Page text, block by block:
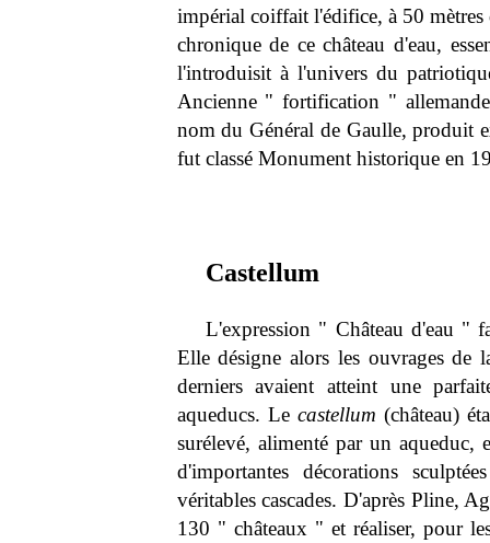
impérial coiffait l'édifice, à 50
chronique de ce château d'eau,
l'introduisit à l'univers du
Ancienne " fortification "
nom du Général de Gaulle, produit
fut classé Monument historique en
Castellum
L'expression " Château d'eau "
Elle désigne alors les ouvrages
derniers avaient atteint une
aqueducs. Le castellum (château)
surélevé, alimenté par un
d'importantes décorations
véritables cascades. D'après Pline,
130 " châteaux " et réaliser, pour